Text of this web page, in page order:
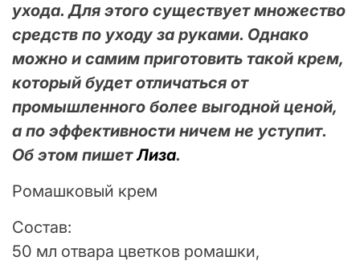
ухода. Для этого существует множество
средств по уходу за руками. Однако
можно и самим приготовить такой крем,
который будет отличаться от
промышленного более выгодной ценой,
а по эффективности ничем не уступит.
Об этом пишетЛиза.
Ромашковый крем
Состав:
50 мл отвара цветков ромашки,